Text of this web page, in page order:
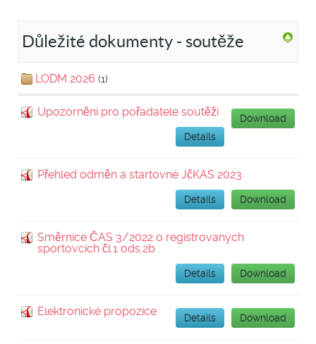
Důležité dokumenty - soutěže
LODM 2026 (1)
Upozornění pro pořadatele soutěží
Download
Details
Přehled odměn a startovné JčKAS 2023
Download
Details
Směrnice ČAS 3/2022 o registrovaných
sportovcích čl.1 ods.2b
Download
Details
Elektronické propozice Download
Details